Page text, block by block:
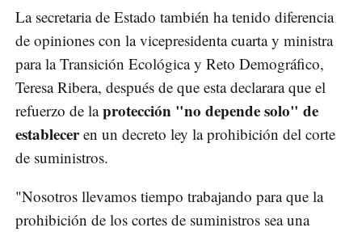
La secretaria de Estado también ha tenido diferencia
de opiniones con la vicepresidenta cuarta y ministra
para la Transición Ecológica y Reto Demográfico,
Teresa Ribera, después de que esta declarara que el
refuerzo de laprotección "no depende solo" de
estableceren un decreto ley la prohibición del corte
de suministros.
"Nosotros llevamos tiempo trabajando para que la
prohibición de los cortes de suministros sea una